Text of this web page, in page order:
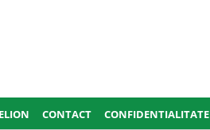
CONTACT CONFIDENTIALITATE